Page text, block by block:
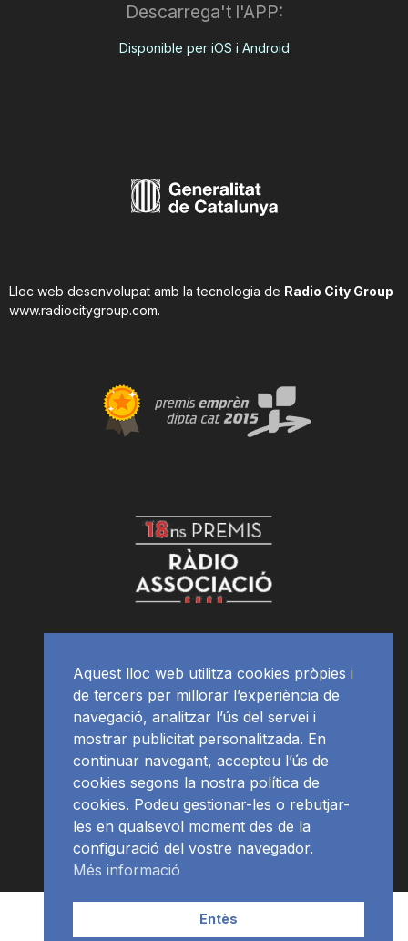
Descarrega't l'APP:
Disponible per iOS i Android
Lloc web desenvolupat amb la tecnologia de Radio City Group
www.radiocitygroup.com.
APP Programació
Aquest lloc web utilitza cookies pròpies i
de tercers per millorar l’experiència de
navegació, analitzar l’ús del servei i
mostrar publicitat personalitzada. En
continuar navegant, accepteu l’ús de
cookies segons la nostra política de
cookies. Podeu gestionar-les o rebutjar-
les en qualsevol moment des de la
configuració del vostre navegador.
Més informació
Entès